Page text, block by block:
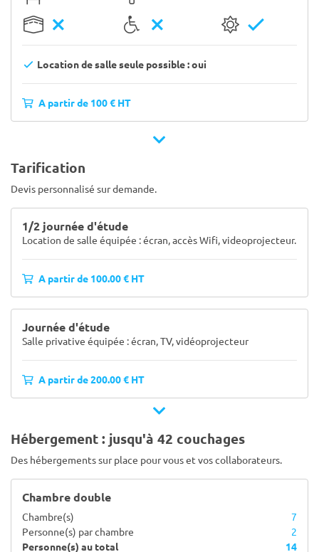
Location de salle seule possible : oui
A partir de 100 € HT
Tarification
Devis personnalisé sur demande.
1/2 journée d'étude
Location de salle équipée : écran, accès Wifi, videoprojecteur.
A partir de 100.00 € HT
Journée d'étude
Salle privative équipée : écran, TV, vidéoprojecteur
A partir de 200.00 € HT
Hébergement : jusqu'à 42 couchages
Des hébergements sur place pour vous et vos collaborateurs.
Chambre double
Chambre(s)
7
Personne(s) par chambre
2
Personne(s) au total
14